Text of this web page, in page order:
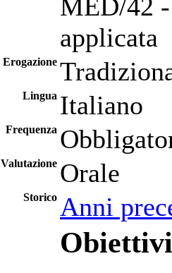
MED/42
applicata
Erogazione
Lingua Italiano
Frequenza
Valutazione Orale
Storico Anni